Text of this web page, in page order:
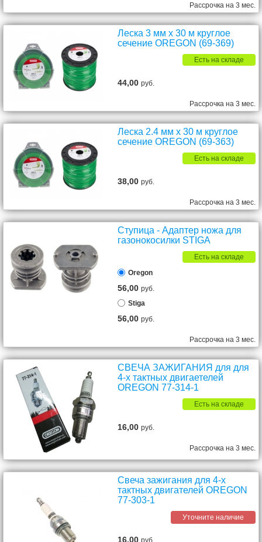
Рассрочка на 3 мес.
Леска 3 мм х 30 м круглое
сечение OREGON (69-369)
Есть на складе
44,00руб.
Рассрочка на 3 мес.
Леска 2.4 мм х 30 м круглое
сечение OREGON (69-363)
Есть на складе
38,00руб.
Рассрочка на 3 мес.
Ступица - Адаптер ножа для
газонокосилки STIGA
Есть на складе
Oregon
56,00руб.
Stiga
56,00руб.
Рассрочка на 3 мес.
СВЕЧА ЗАЖИГАНИЯ для для
4-х тактных двигаетелей
OREGON 77-314-1
Есть на складе
16,00руб.
Рассрочка на 3 мес.
Свеча зажигания для 4-х
тактных двигателей OREGON
77-303-1
Уточните наличие
16,00руб.